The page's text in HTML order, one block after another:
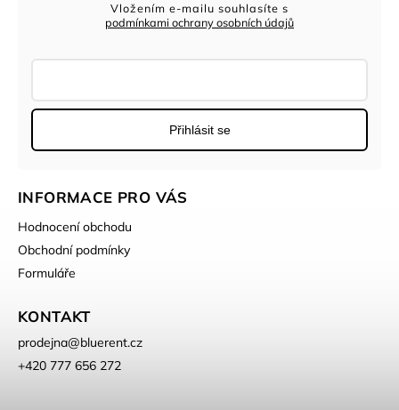
Vložením e-mailu souhlasíte s
podmínkami ochrany osobních údajů
Přihlásit se
INFORMACE PRO VÁS
Hodnocení obchodu
Obchodní podmínky
Formuláře
KONTAKT
prodejna@bluerent.cz
+420 777 656 272